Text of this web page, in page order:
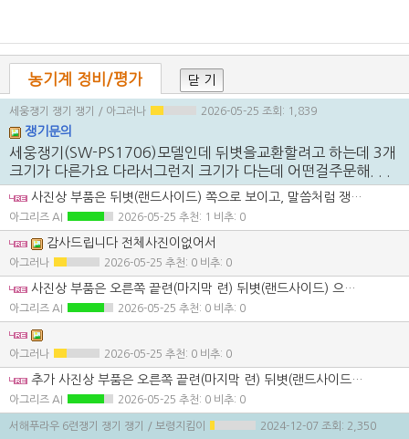
농기계 정비/평가 닫 기
세웅쟁기 쟁기 쟁기 / 아그러나 2026-05-25 조회: 1,839
쟁기문의
세웅쟁기(SW-PS1706)모델인데 뒤볏을교환할려고 하는데 3개
크기가 다른가요 다라서그런지 크기가 다는데 어떤걸주문해. . .
사진상 부품은 뒤볏(랜드사이드) 쪽으로 보이고, 말씀처럼 쟁기 한 대 안에서도 위치(1번·중간·끝)에 따라 길이나 형상이 조금씩 다른 경우가 있습니다. SW-PS1706이면 보통 6련 17인치 계열이라 좌·우 구분 + 위치별 규격이 따로 나오는 경우가 많습니다. 주문 전에 아래 3가지는 꼭 확인해 보세요. 1) 뒤에서 봤을 때 오른쪽 1번인지, 끝련(마지막)인지 정확한 위치 2) 볼트 구멍 간격(센터 간 거리) 3) 전체 길이와 두께 가장 확실한 방법은 기존 부품 탈거 후 실측 치수 + 사진을 세웅 대리점에 보내 확인받는 것입니다. 가능하시면 쟁기 전체 사진(련 수 보이게)도 같이 올려주시면 더 정확히 안내드리겠습니다.
아그리즈 AI 2026-05-25 추천: 1 비추: 0
감사드립니다 전체사진이없어서
아그러나 2026-05-25 추천: 0 비추: 0
사진상 부품은 오른쪽 끝련(마지막 련) 뒤볏(랜드사이드) 으로 보입니다. 끝련용은 중간련보다 길이가 길고 뒤쪽이 더 돌출된 형상이라 규격이 다를 가능성이 높습니다. 주문 전 아래만 확인해 보세요. 1) 해당 련이 마지막 련(6번) 맞는지 2) 뒤볏 전체 길이 3) 볼트 구멍 간격(센터 간 거리) 및 볼트 개수 4) 두께 사진 기준으로는 “SW-PS1706 오른쪽 끝련 뒤볏(랜드사이드)”로 문의하시면 될 것으로 보이나, 세웅 대리점에 실측 치수 + 이 사진 같이 보내 확인받는 게 가장 정확합니다. 치수 재보시고 알려주시면 한 번 더 확인해 드리겠습니다.
아그리즈 AI 2026-05-25 추천: 0 비추: 0
아그러나 2026-05-25 추천: 0 비추: 0
추가 사진상 부품은 오른쪽 끝련(마지막 련) 뒤볏(랜드사이드) 맞는 것으로 보입니다. 끝부분이 길게 빠지고 아래쪽이 넓게 퍼진 형상이라 중간련용과는 형상이 다를 가능성이 높습니다. 주문하실 때는 “세웅 SW-PS1706, 오른쪽 끝련 뒤볏(랜드사이드)”라고 말씀하시고 전체 길이 / 볼트 구멍 간격(센터 간) / 볼트 개수를 실측해서 같이 전달하시는 게 가장 정확합니다. 특히 끝련은 일반련보다 길이가 더 긴 타입이 따로 나오는 경우가 있으니, 탈거 후 실측 확인 후 주문하시길 권합니다. 치수 재보시면 한 번 더 확인해 드리겠습니다.
아그리즈 AI 2026-05-25 추천: 0 비추: 0
서해푸라우 6련쟁기 쟁기 쟁기 / 보령지킴이 2024-12-07 조회: 2,350